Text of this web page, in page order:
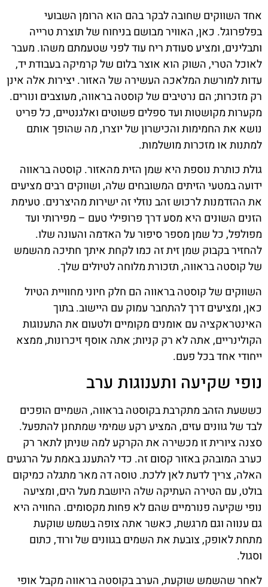
אחד השווקים שחובה לבקר בהם הוא הרומן השבועי
בפלפרוגל. כאן, האוויר מבושם בניחוח של תוצרת טרייה
ותבלינים, ומציע סעודת ריח עוד לפני שטעמתם משהו. מעבר
לאוכל הטרי, השוק הוא אוצר בלום של קרמיקה בעבודת יד,
עדות למורשת המלאכה העשירה של האזור. יצירות אלה אינן
רק מזכרות; הם נרטיבים של קוסטה בראווה, מעוצבים ונורים.
מקערות מקושטות ועד ספלים פשוטים ואלגנטיים, כל פריט
נושא את החמימות והכישרון של יוצרו, מה שהופך אותם
למתנות או מזכרות מושלמות.
גולת כותרת נוספת היא שמן הזית מהאזור. קוסטה בראווה
ידועה במטעי הזיתים המשובחים שלה, ושווקים רבים מציעים
את ההזדמנות לרכוש זהב נוזלי זה ישירות מהיצרנים. טעימת
הזנים השונים היא מסע דרך פרופילי טעם – מפירותי ועד
מפולפל, כל שמן מספר סיפור על האדמה והעונה שלו.
להחזיר בקבוק שמן זית זה כמו לקחת איתך חתיכה מהשמש
של קוסטה בראווה, תזכורת מלוחה לטיולים שלך.
השווקים של קוסטה בראווה הם חלק חיוני מחוויית הטיול
כאן, ומציעים דרך להתחבר עמוק עם היישוב. בתוך
האינטראקציה עם אומנים מקומיים ולטעום את התענוגות
הקולינריים, אתה לא רק קניות; אתה אוסף זיכרונות, ממצא
ייחודי אחד בכל פעם.
נופי שקיעה ותענוגות ערב
כששעת הזהב מתקרבת בקוסטה בראווה, השמיים הופכים
לבד של גוונים עזים, המציע רקע שמימי שמתחנן להתפעל.
סצנה ציורית זו מכשירה את הקרקע למה שניתן לתאר רק
כערב המובהק באזור קסום זה. כדי להתענג באמת על הרגעים
האלה, צריך לדעת לאן ללכת. טוסה דה מאר מתגלה כמיקום
בולט, עם הטירה העתיקה שלה היושבת מעל הים, ומציעה
נופי שקיעה פנורמיים שהם לא פחות מקסומים. החוויה היא
גם ענווה וגם מרגשת, כאשר אתה צופה בשמש שוקעת
מתחת לאופק, צובעת את השמים בגוונים של ורוד, כתום
וסגול.
לאחר שהשמש שוקעת, הערב בקוסטה בראווה מקבל אופי